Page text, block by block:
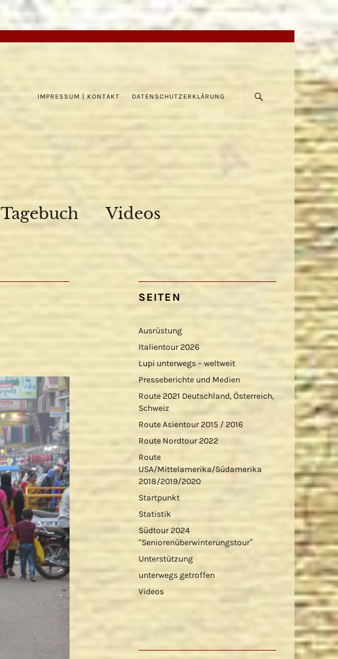
IMPRESSUM | KONTAKT DATENSCHUTZERKLÄRUNG
Tagebuch Videos
SEITEN
Ausrüstung
Italientour 2026
Lupi unterwegs – weltweit
Presseberichte und Medien
Route 2021 Deutschland, Österreich,
Schweiz
Route Asientour 2015 / 2016
Route Nordtour 2022
Route
USA/Mittelamerika/Südamerika
2018/2019/2020
Startpunkt
Statistik
Südtour 2024
“Seniorenüberwinterungstour”
Unterstützung
unterwegs getroffen
Videos